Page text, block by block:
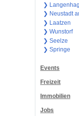
❯
❯ Neustadt
❯ Laatzen
❯ Wunstorf
❯ Seelze
❯ Springe
Events
Freizeit
Immobilien
Jobs